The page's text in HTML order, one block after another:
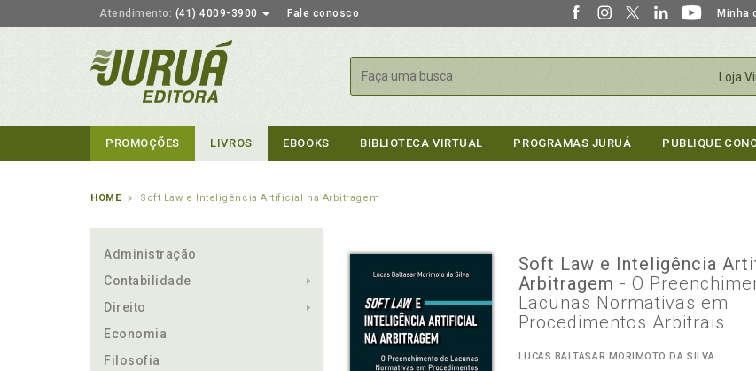
Atendimento: (41) 4009-3900 Fale conosco Minha
Loja
Buscar
PROMOÇÕES LIVROS EBOOKS BIBLIOTECA VIRTUAL PROGRAMAS JURUÁ PUBLIQUE
HOME Soft Law e Inteligência Artificial na Arbitragem
Administração
Contabilidade
Direito
Economia
Filosofia
Soft Law e Inteligência
Arbitragem - O
Lacunas Normativas em
Procedimentos Arbitrais
LUCAS BALTASAR MORIMOTO DA SILVA